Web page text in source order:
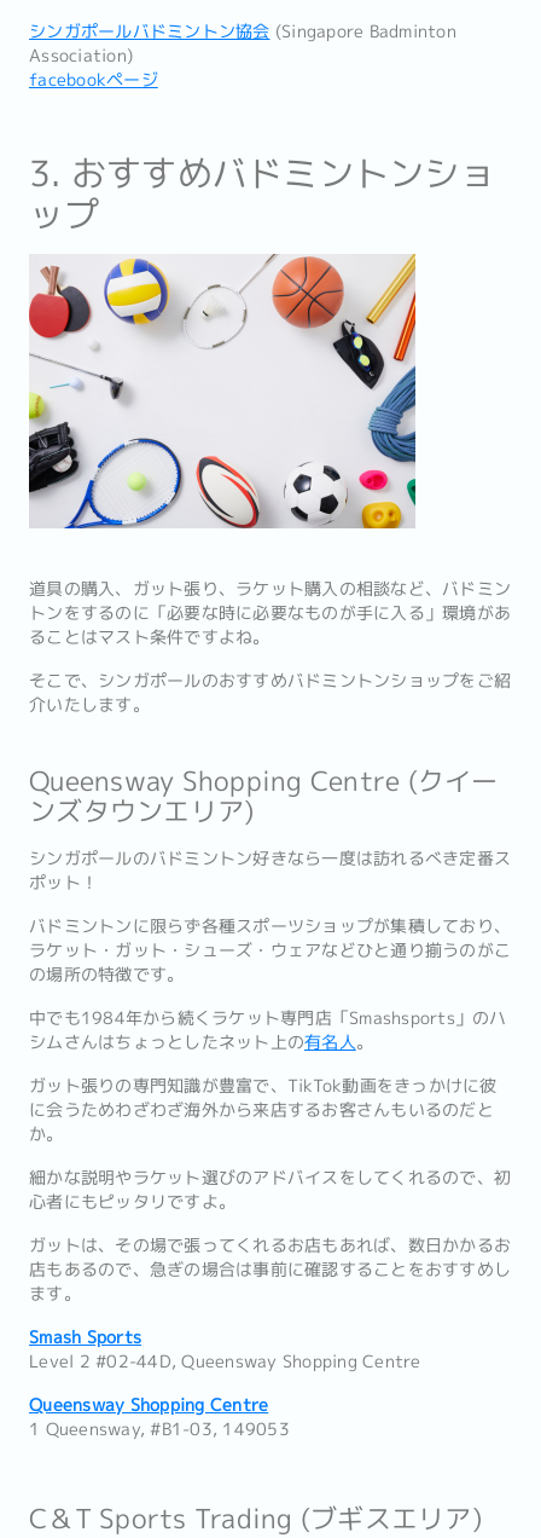
シンガポールバドミントン協会 (Singapore Badminton
Association)
facebookページ
3. おすすめバドミントンショ
ップ
道具の購入、ガット張り、ラケット購入の相談など、バドミン
トンをするのに「必要な時に必要なものが手に入る」環境があ
ることはマスト条件ですよね。
そこで、シンガポールのおすすめバドミントンショップをご紹
介いたします。
Queensway Shopping Centre (クイー
ンズタウンエリア)
シンガポールのバドミントン好きなら一度は訪れるべき定番ス
ポット！
バドミントンに限らず各種スポーツショップが集積しており、
ラケット・ガット・シューズ・ウェアなどひと通り揃うのがこ
の場所の特徴です。
中でも1984年から続くラケット専門店「Smashsports」のハ
シムさんはちょっとしたネット上の有名人。
ガット張りの専門知識が豊富で、TikTok動画をきっかけに彼
に会うためわざわざ海外から来店するお客さんもいるのだと
か。
細かな説明やラケット選びのアドバイスをしてくれるので、初
心者にもピッタリですよ。
ガットは、その場で張ってくれるお店もあれば、数日かかるお
店もあるので、急ぎの場合は事前に確認することをおすすめし
ます。
Smash Sports
Level 2 #02-44D, Queensway Shopping Centre
Queensway Shopping Centre
1 Queensway, #B1-03, 149053
C＆T Sports Trading (ブギスエリア)